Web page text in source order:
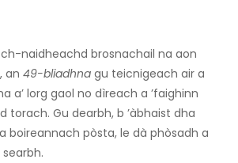
naidheachd brosnachail na aon
an 49-bliadhna gu teicnigeach air a
a’ lorg gaol no dìreach a ’faighinn
torach. Gu dearbh, b ’àbhaist dha
boireannach pòsta, le dà phòsadh a